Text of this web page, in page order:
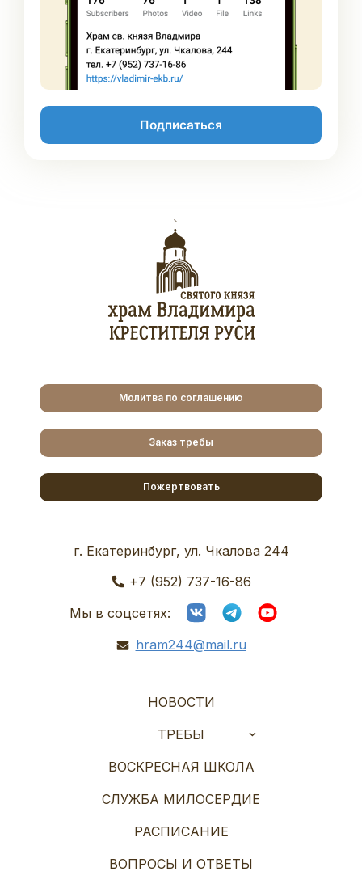
Подписаться
Молитва по соглашению
Заказ требы
Пожертвовать
г. Екатеринбург, ул. Чкалова 244
+7 (952) 737-16-86
Мы в соцсетях:
hram244@mail.ru
НОВОСТИ
ТРЕБЫ
ВОСКРЕСНАЯ ШКОЛА
СЛУЖБА МИЛОСЕРДИЕ
РАСПИСАНИЕ
ВОПРОСЫ И ОТВЕТЫ